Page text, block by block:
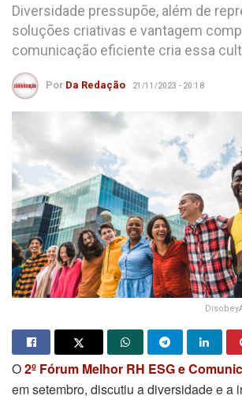
Diversidade pressupõe, além de
soluções criativas e vantagem
comunicação eficiente cria essa
Por Da Redação 21/11/2023 - 20:18
O2º Fórum Melhor RH ESG e
em setembro, discutiu a diversidade e a